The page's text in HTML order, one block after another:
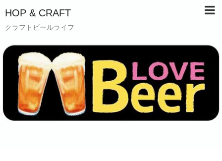
HOP & CRAFT
クラフトビールライフ